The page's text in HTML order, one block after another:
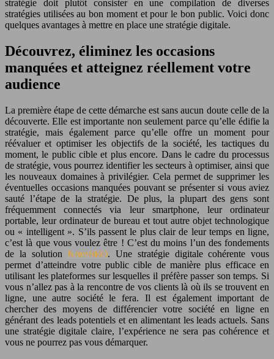
stratégie doit plutôt consister en une compilation de diverses
stratégies utilisées au bon moment et pour le bon public. Voici donc
quelques avantages à mettre en place une stratégie digitale.
Découvrez, éliminez les occasions
manquées et atteignez réellement votre
audience
La première étape de cette démarche est sans aucun doute celle de la
découverte. Elle est importante non seulement parce qu’elle édifie la
stratégie, mais également parce qu’elle offre un moment pour
réévaluer et optimiser les objectifs de la société, les tactiques du
moment, le public cible et plus encore. Dans le cadre du processus
de stratégie, vous pourrez identifier les secteurs à optimiser, ainsi que
les nouveaux domaines à privilégier. Cela permet de supprimer les
éventuelles occasions manquées pouvant se présenter si vous aviez
sauté l’étape de la stratégie. De plus, la plupart des gens sont
fréquemment connectés via leur smartphone, leur ordinateur
portable, leur ordinateur de bureau et tout autre objet technologique
ou « intelligent ». S’ils passent le plus clair de leur temps en ligne,
c’est là que vous voulez être ! C’est du moins l’un des fondements
de la solutionNovaSEO. Une stratégie digitale cohérente vous
permet d’atteindre votre public cible de manière plus efficace en
utilisant les plateformes sur lesquelles il préfère passer son temps. Si
vous n’allez pas à la rencontre de vos clients là où ils se trouvent en
ligne, une autre société le fera. Il est également important de
chercher des moyens de différencier votre société en ligne en
générant des leads potentiels et en alimentant les leads actuels. Sans
une stratégie digitale claire, l’expérience ne sera pas cohérence et
vous ne pourrez pas vous démarquer.